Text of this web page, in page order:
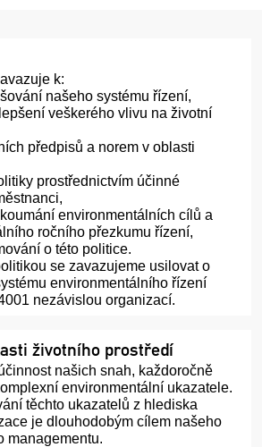
k:
našeho systému řízení,
veškerého vlivu na životní
předpisů a norem v oblasti
prostřednictvím účinné
environmentálních cílů a
ročního přezkumu řízení,
o této politice.
se zavazujeme usilovat o
environmentálního řízení
nezávislou organizací.
životního prostředí
našich snah, každoročně
environmentální ukazatele.
těchto ukazatelů z hlediska
je dlouhodobým cílem našeho
managementu.